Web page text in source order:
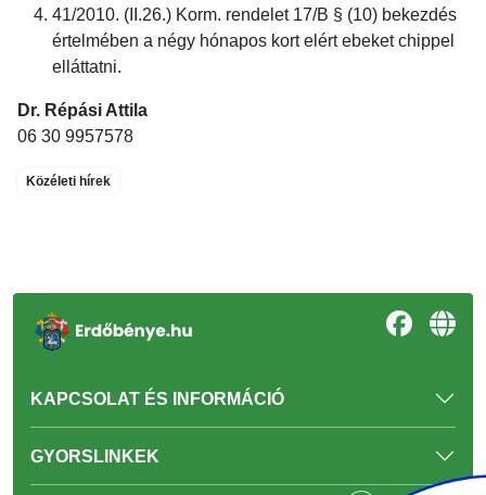
41/2010. (II.26.) Korm. rendelet 17/B § (10) bekezdés
értelmében a négy hónapos kort elért ebeket chippel
elláttatni.
Dr. Répási Attila
06 30 9957578
Közéleti hírek
KAPCSOLAT ÉS INFORMÁCIÓ
GYORSLINKEK